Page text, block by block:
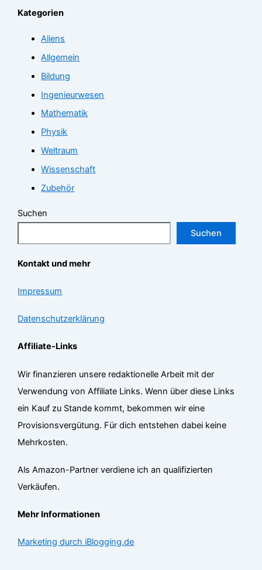
Kategorien
Aliens
Allgemein
Bildung
Ingenieurwesen
Mathematik
Physik
Weltraum
Wissenschaft
Zubehör
Suchen
Suchen
Kontakt und mehr
Impressum
Datenschutzerklärung
Affiliate-Links
Wir finanzieren unsere redaktionelle Arbeit mit der
Verwendung von Affiliate Links. Wenn über diese Links
ein Kauf zu Stande kommt, bekommen wir eine
Provisionsvergütung. Für dich entstehen dabei keine
Mehrkosten.
Als Amazon-Partner verdiene ich an qualifizierten
Verkäufen.
Mehr Informationen
Marketing durch iBlogging.de